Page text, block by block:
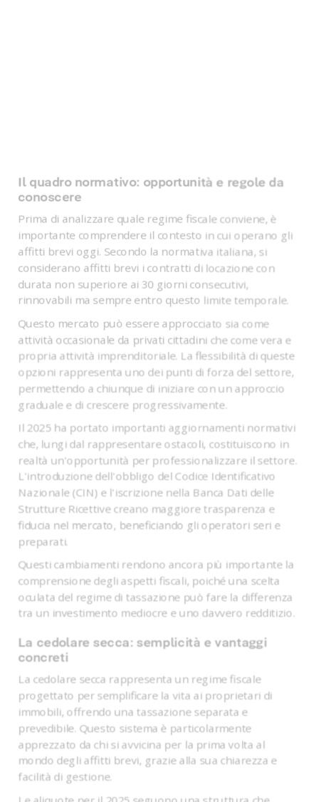
Il quadro normativo: opportunità e regole da
conoscere
Prima di analizzare quale regime fiscale conviene, è
importante comprendere il contesto in cui operano gli
affitti brevi oggi. Secondo la normativa italiana, si
considerano affitti brevi i contratti di locazione con
durata non superiore ai 30 giorni consecutivi,
rinnovabili ma sempre entro questo limite temporale.
Questo mercato può essere approcciato sia come
attività occasionale da privati cittadini che come vera e
propria attività imprenditoriale. La flessibilità di queste
opzioni rappresenta uno dei punti di forza del settore,
permettendo a chiunque di iniziare con un approccio
graduale e di crescere progressivamente.
Il 2025 ha portato importanti aggiornamenti normativi
che, lungi dal rappresentare ostacoli, costituiscono in
realtà un'opportunità per professionalizzare il settore.
L'introduzione dell'obbligo del Codice Identificativo
Nazionale (CIN) e l'iscrizione nella Banca Dati delle
Strutture Ricettive creano maggiore trasparenza e
fiducia nel mercato, beneficiando gli operatori seri e
preparati.
Questi cambiamenti rendono ancora più importante la
comprensione degli aspetti fiscali, poiché una scelta
oculata del regime di tassazione può fare la differenza
tra un investimento mediocre e uno davvero redditizio.
La cedolare secca: semplicità e vantaggi
concreti
La cedolare secca rappresenta un regime fiscale
progettato per semplificare la vita ai proprietari di
immobili, offrendo una tassazione separata e
prevedibile. Questo sistema è particolarmente
apprezzato da chi si avvicina per la prima volta al
mondo degli affitti brevi, grazie alla sua chiarezza e
facilità di gestione.